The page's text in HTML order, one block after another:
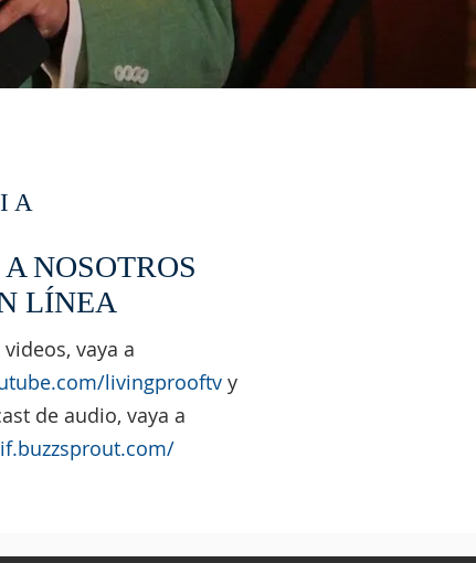
NOSOTROS
LÍNEA
videos, vaya a
livingprooftv y
de audio, vaya a